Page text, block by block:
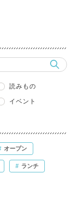
読みもの
イベント
オープン
# ランチ